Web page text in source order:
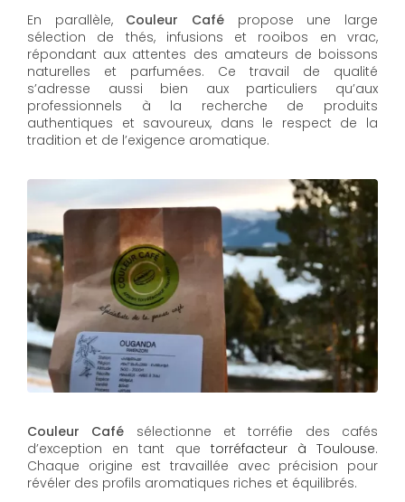
En parallèle, Couleur Café propose une large
sélection de thés, infusions et rooibos en vrac,
répondant aux attentes des amateurs de boissons
naturelles et parfumées. Ce travail de qualité
s’adresse aussi bien aux particuliers qu’aux
professionnels à la recherche de produits
authentiques et savoureux, dans le respect de la
tradition et de l’exigence aromatique.
Couleur Café sélectionne et torréfie des cafés
d’exception en tant que torréfacteur à Toulouse.
Chaque origine est travaillée avec précision pour
révéler des profils aromatiques riches et équilibrés.